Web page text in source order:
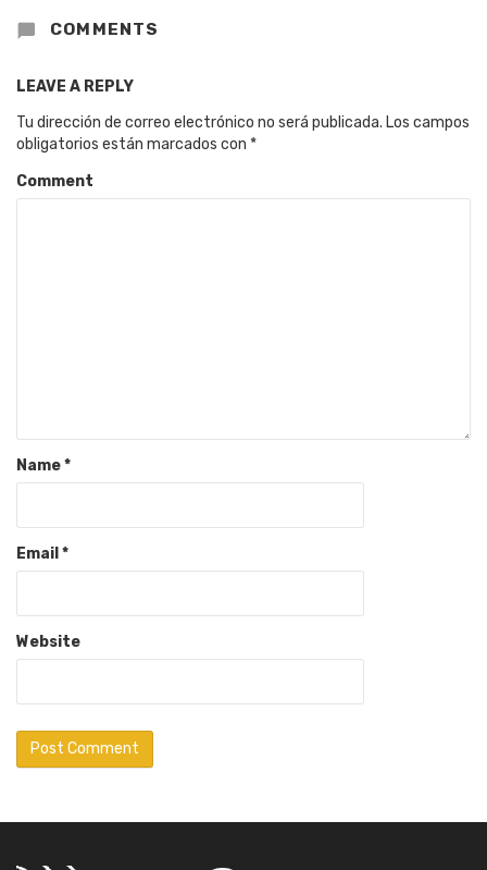
COMMENTS
LEAVE A REPLY
Tu dirección de correo electrónico no será publicada. Los campos
obligatorios están marcados con *
Comment
Name*
Email *
Website